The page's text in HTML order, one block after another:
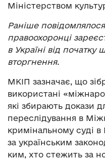
Міністерством
Раніше
правоохоронці
в Україні від
вторгнення.
МКІП зазначає, що
використані
які збирають докази
переслідування в
кримінальному суді в
за українським
ким, хто стежить за